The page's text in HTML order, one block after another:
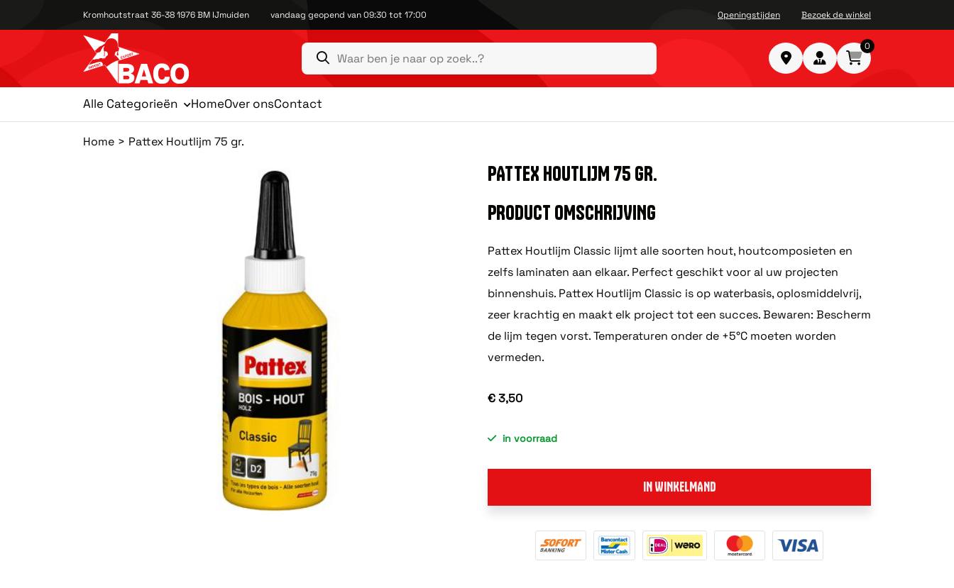
Kromhoutstraat 36-38 1976 BM IJmuiden vandaag geopend van 09:30 tot 17:00 Openingstijden Bezoek de winkel
0
Alle Categorieën HomeOver onsContact
Home Pattex Houtlijm 75 gr.
PATTEX HOUTLIJM 75 GR.
PRODUCT OMSCHRIJVING
Pattex Houtlijm Classic lijmt alle soorten hout, houtcomposieten en
zelfs laminaten aan elkaar. Perfect geschikt voor al uw projecten
binnenshuis. Pattex Houtlijm Classic is op waterbasis, oplosmiddelvrij,
zeer krachtig en maakt elk project tot een succes. Bewaren: Bescherm
de lijm tegen vorst. Temperaturen onder de +5°C moeten worden
vermeden.
€ 3,50
in voorraad
IN WINKELMAND